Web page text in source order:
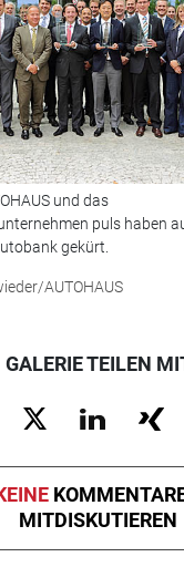
und das
puls haben
gekürt.
AUTOHAUS
GALERIE TEILEN
MITDISKUTIEREN